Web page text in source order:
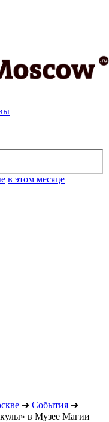
в этом месяце
➔ События ➔
в Музее Магии